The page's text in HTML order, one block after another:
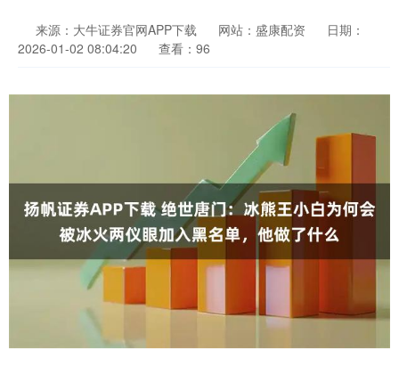
来源：大牛证券官网APP下载 网站：盛康配资
日期：
2026-01-02 08:04:20
查看：96